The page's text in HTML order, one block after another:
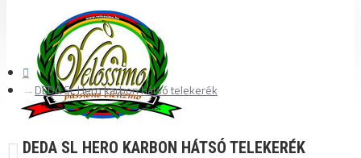
DEDA SL Hero karbon hátsó telekerék
DEDA SL HERO KARBON HÁTSÓ TELEKERÉK